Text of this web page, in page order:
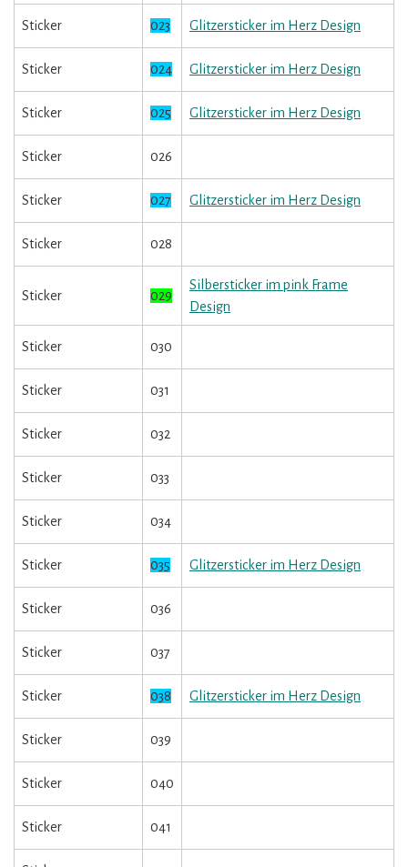
Sticker 023 Glitzersticker im Herz Design
Sticker 024 Glitzersticker im Herz Design
Sticker 025 Glitzersticker im Herz Design
Sticker 026
Sticker 027 Glitzersticker im Herz Design
Sticker 028
Sticker 029
Silbersticker im pink Frame
Design
Sticker 030
Sticker 031
Sticker 032
Sticker 033
Sticker 034
Sticker 035 Glitzersticker im Herz Design
Sticker 036
Sticker 037
Sticker 038 Glitzersticker im Herz Design
Sticker 039
Sticker 040
Sticker 041